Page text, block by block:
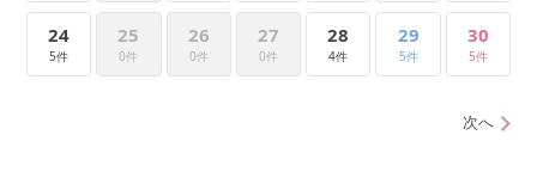
24
5件
25
0件
26
0件
27
0件
28
4件
29
5件
30
5件
次へ